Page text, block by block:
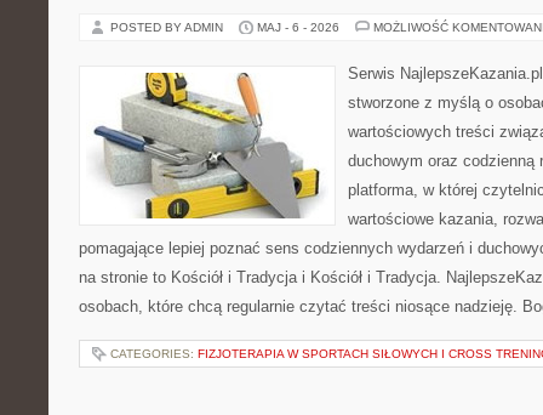
POSTED BY ADMIN MAJ - 6 - 2026 MOŻLIWOŚĆ
Serwis
stworzone z myślą o
wartościowych treści
duchowym oraz codzienną
platforma, w której
wartościowe kazania,
pomagające lepiej poznać sens codziennych wydarzeń i
na stronie to Kościół i Tradycja i Kościół i Tradycja.
osobach, które chcą regularnie czytać treści niosące nadzieję.
CATEGORIES: FIZJOTERAPIA W SPORTACH SIŁOWYCH I CROSS